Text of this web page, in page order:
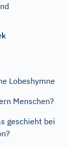
Lobeshymne
Menschen?
geschieht bei